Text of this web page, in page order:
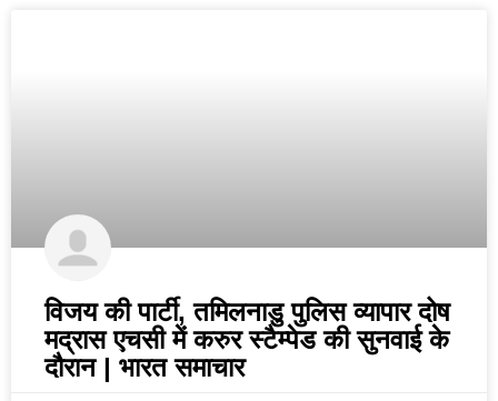
विजय की पार्टी, तमिलनाडु पुलिस व्यापार दोष
मद्रास एचसी में करुर स्टैम्पेड की सुनवाई के
दौरान | भारत समाचार